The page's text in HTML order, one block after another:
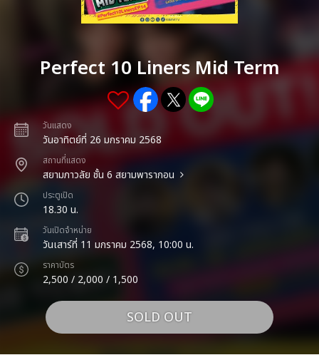
Perfect 10 Liners Mid Term
วันแสดง
วันอาทิตย์ที่ 26 มกราคม 2568
สถานที่แสดง
สยามภาวลัย ชั้น 6 สยามพารากอน
ประตูเปิด
18.30 น.
วันเปิดจำหน่าย
วันเสาร์ที่ 11 มกราคม 2568, 10:00 น.
ราคาบัตร
2,500 / 2,000 / 1,500
SOLD OUT